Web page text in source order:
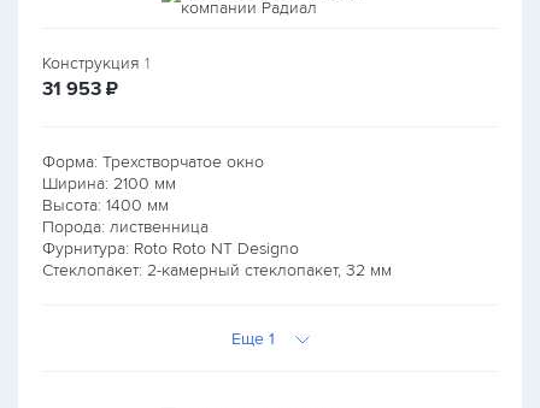
Конструкция 1
31 953 руб.
₽
Форма: Трехстворчатое окно
Ширина: 2100 мм
Высота: 1400 мм
Порода: лиственница
Фурнитура: Roto Roto NT Designo
Стеклопакет: 2-камерный стеклопакет, 32 мм
Еще 1